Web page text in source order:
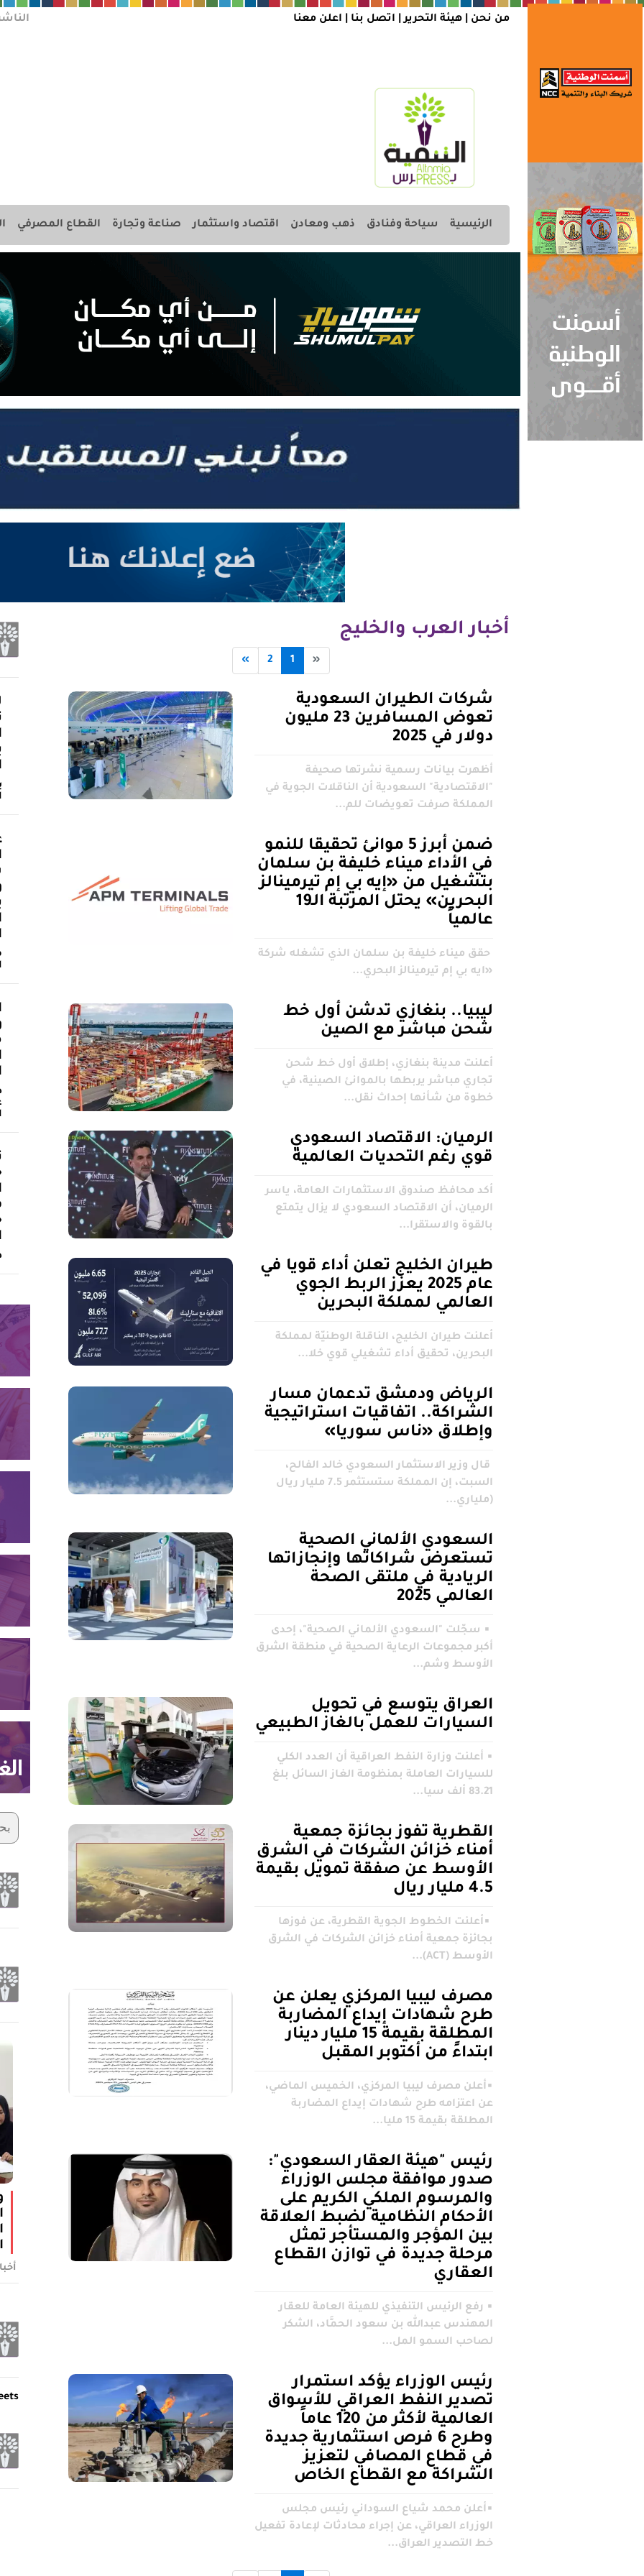
من نحن | هيئة التحرير اتصل بنا اعلن معنا
الرئيسية سياحة وفنادق ذهب ومعادن اقتصاد واستثمار صناعة وتجارة القطاع المصرفي
أخبار العرب والخليج
«
1
2
»
شركات الطيران السعودية
تعوض المسافرين 23 مليون
دولار في 2025
أظهرت بيانات رسمية نشرتها صحيفة
"الاقتصادية" السعودية أن الناقلات الجوية في
المملكة صرفت تعويضات للم...
ضمن أبرز 5 موانئ تحقيقا للنمو
في الأداء ميناء خليفة بن سلمان
بتشغيل من «إيه بي إم تيرمينالز
البحرين» يحتل المرتبة الـ19
عالمياً
‬‮«‬ايه‭ ‬بي‭ ‬إم‭ ‬تيرمينالز‭ ‬البحري...
ليبيا.. بنغازي تدشن أول خط
شحن مباشر مع الصين
أعلنت مدينة بنغازي، إطلاق أول خط شحن
تجاري مباشر يربطها بالموانئ الصينية، في
خطوة من شأنها إحداث نقل...
الرميان: الاقتصاد السعودي
قوي رغم التحديات العالمية
أكد محافظ صندوق الاستثمارات العامة، ياسر
الرميان، أن الاقتصاد السعودي لا يزال يتمتع
بالقوة والاستقرا...
طيران الخليج تعلن أداء قويا في
عام 2025 يعزز الربط الجوي
العالمي لمملكة البحرين
‬البحرين،‭ ‬تحقيق‭ ‬أداء‭ ‬تشغيلي‭ ‬قوي‭ ‬خلا...
الرياض ودمشق تدعمان مسار
الشراكة.. اتفاقيات استراتيجية
وإطلاق «ناس سوريا»
قال وزير الاستثمار السعودي ‌خالد الفالح،
‌السبت، ⁠إن المملكة ‌ستستثمر 7.5 مليار ريال
(⁠ملياري...
السعودي الألماني الصحية
تستعرض شراكاتها وإنجازاتها
الريادية في ملتقى الصحة
العالمي 2025
▪︎ سجّلت "السعودي الألماني الصحية"، إحدى
أكبر مجموعات الرعاية الصحية في منطقة الشرق
الأوسط وشم...
العراق يتوسع في تحويل
السيارات للعمل بالغاز الطبيعي
▪︎ أعلنت وزارة النفط العراقية أن العدد الكلي
للسيارات العاملة بمنظومة الغاز السائل بلغ
83.21 ألف سيا...
القطرية تفوز بجائزة جمعية
أمناء خزائن الشركات في الشرق
الأوسط عن صفقة تمويل بقيمة
4.5 مليار ريال
▪︎أعلنت الخطوط الجوية القطرية، عن فوزها
بجائزة جمعية أمناء خزائن الشركات في الشرق
الأوسط (ACT)...
مصرف ليبيا المركزي يعلن عن
طرح شهادات إيداع المضاربة
المطلقة بقيمة 15 مليار دينار
ابتداءً من أكتوبر المقبل
▪︎أعلن مصرف ليبيا المركزي، الخميس الماضي،
عن اعتزامه طرح شهادات إيداع المضاربة
المطلقة بقيمة 15 مليا...
رئيس "هيئة العقار السعودي":
صدور موافقة مجلس الوزراء
والمرسوم الملكي الكريم على
الأحكام النظامية لضبط العلاقة
بين المؤجر والمستأجر تمثل
مرحلة جديدة في توازن القطاع
العقاري
▪︎ رفع الرئيس التنفيذي للهيئة العامة للعقار
المهندس عبدالله بن سعود الحمَّاد، الشكر
لصاحب السمو المل...
رئيس الوزراء يؤكد استمرار
تصدير النفط العراقي للأسواق
العالمية لأكثر من 120 عاماً
وطرح 6 فرص استثمارية جديدة
في قطاع المصافي لتعزيز
الشراكة مع القطاع الخاص
▪︎أعلن محمد شياع السوداني رئيس مجلس
الوزراء العراقي، عن إجراء محادثات لإعادة تفعيل
خط التصدير العراق...